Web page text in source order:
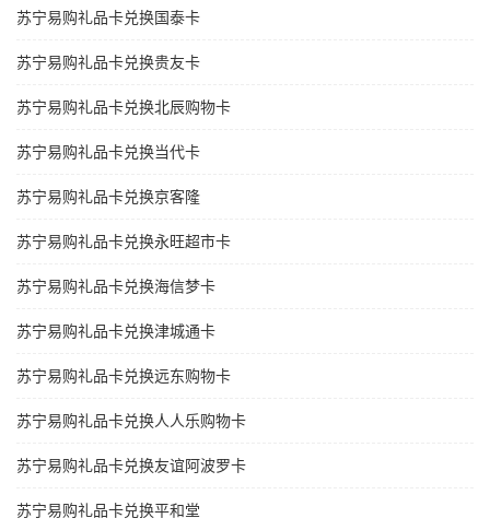
苏宁易购礼品卡兑换国泰卡
苏宁易购礼品卡兑换贵友卡
苏宁易购礼品卡兑换北辰购物卡
苏宁易购礼品卡兑换当代卡
苏宁易购礼品卡兑换京客隆
苏宁易购礼品卡兑换永旺超市卡
苏宁易购礼品卡兑换海信梦卡
苏宁易购礼品卡兑换津城通卡
苏宁易购礼品卡兑换远东购物卡
苏宁易购礼品卡兑换人人乐购物卡
苏宁易购礼品卡兑换友谊阿波罗卡
苏宁易购礼品卡兑换平和堂